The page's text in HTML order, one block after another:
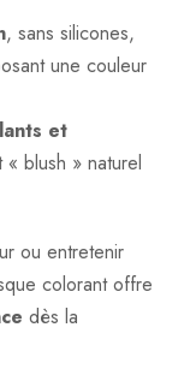
, sans silicones,
une couleur
et
blush » naturel
ou entretenir
colorant offre
dès la